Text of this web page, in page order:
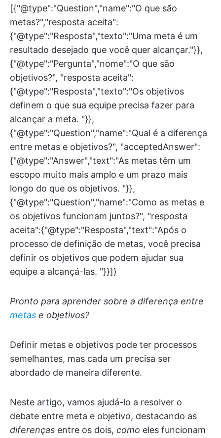
[{"@type":"Question","name":"O que são
metas?","resposta aceita":
{"@type":"Resposta","texto":"Uma meta é um
resultado desejado que você quer alcançar."}},
{"@type":"Pergunta","nome":"O que são
objetivos?", "resposta aceita":
{"@type":"Resposta","texto":"Os objetivos
definem o que sua equipe precisa fazer para
alcançar a meta. "}},
{"@type":"Question","name":"Qual é a diferença
entre metas e objetivos?", "acceptedAnswer":
{"@type":"Answer","text":"As metas têm um
escopo muito mais amplo e um prazo mais
longo do que os objetivos. "}},
{"@type":"Question","name":"Como as metas e
os objetivos funcionam juntos?", "resposta
aceita":{"@type":"Resposta","text":"Após o
processo de definição de metas, você precisa
definir os objetivos que podem ajudar sua
equipe a alcançá-las. "}}]}
Pronto para aprender sobre a diferença entre
metas e objetivos?
Definir metas e objetivos pode ter processos
semelhantes, mas cada um precisa ser
abordado de maneira diferente.
Neste artigo, vamos ajudá-lo a resolver o
debate entre meta e objetivo, destacando as
diferenças entre os dois, como eles funcionam